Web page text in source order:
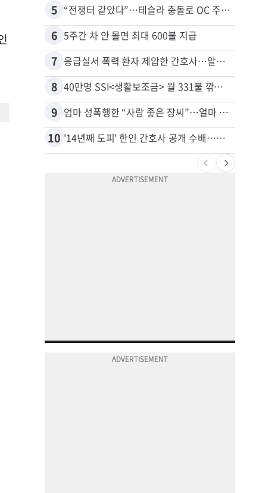
5 “전쟁터 같았다”…테슬라 충돌로 OC 주택 4채 파손
6 5주간 차 안 몰면 최대 600불 지급
7 응급실서 폭력 환자 제압한 간호사…알고 보니
8 40만명 SSI<생활보조금> 월 331불 깎이나
9 엄마 성폭행한 “사람 좋은 장씨”…얼마 뒤 딸 배도 불러왔다
10 '14년째 도피' 한인 간호사 공개 수배…메디케어 사기 유죄